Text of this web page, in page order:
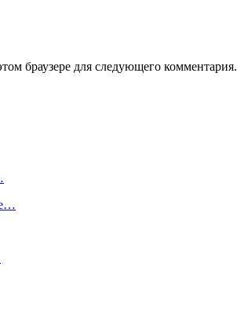
браузере для следующего комментария.